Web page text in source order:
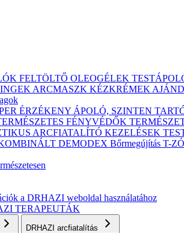
FELTÖLTŐ OLEOGÉLEK
ARCMASZK KÉZKRÉMEK
ÉRZÉKENY ÁPOLÓ, SZINTEN
FÉNYVÉDŐK
ARCFIATALÍTÓ KEZELÉSEK
DEMODEX Bőrmegújítás T-
a DRHAZI weboldal használatához
TERAPEUTÁK
DRHAZI arcfiatalítás